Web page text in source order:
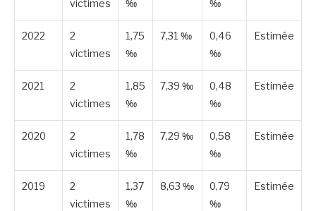
victimes
‰
‰
2022
2
victimes
1,75
‰
7,31 ‰
0,46
‰
Estimée
2021
2
victimes
1,85
‰
7,39 ‰
0,48
‰
Estimée
2020
2
victimes
1,78
‰
7,29 ‰
0,58
‰
Estimée
2019
2
victimes
1,37
‰
8,63 ‰
0,79
‰
Estimée